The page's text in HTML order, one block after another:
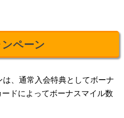
ペーン
、通常入会特典としてボーナ
ドによってボーナスマイル数